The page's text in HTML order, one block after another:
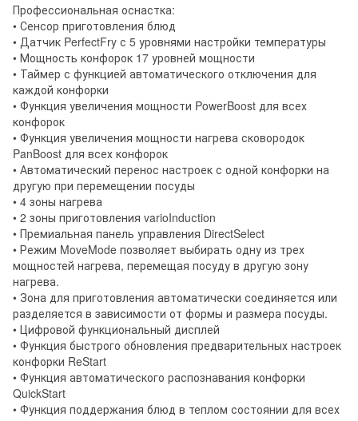
Профессиональная оснастка:
• Сенсор приготовления блюд
• Датчик PerfectFry с 5 уровнями настройки температуры
• Мощность конфорок 17 уровней мощности
• Таймер с функцией автоматического отключения для
каждой конфорки
• Функция увеличения мощности PowerBoost для всех
конфорок
• Функция увеличения мощности нагрева сковородок
PanBoost для всех конфорок
• Автоматический перенос настроек с одной конфорки на
другую при перемещении посуды
• 4 зоны нагрева
• 2 зоны приготовления varioInduсtion
• Премиальная панель управления DirectSelect
• Режим MoveMode позволяет выбирать одну из трех
мощностей нагрева, перемещая посуду в другую зону
нагрева.
• Зона для приготовления автоматически соединяется или
разделяется в зависимости от формы и размера посуды.
• Цифровой функциональный дисплей
• Функция быстрого обновления предварительных настроек
конфорки ReStart
• Функция автоматического распознавания конфорки
QuickStart
• Функция поддержания блюд в теплом состоянии для всех